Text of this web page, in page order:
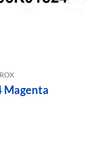
Magenta